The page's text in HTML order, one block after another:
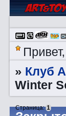
» Клуб
Winter
Страница:1